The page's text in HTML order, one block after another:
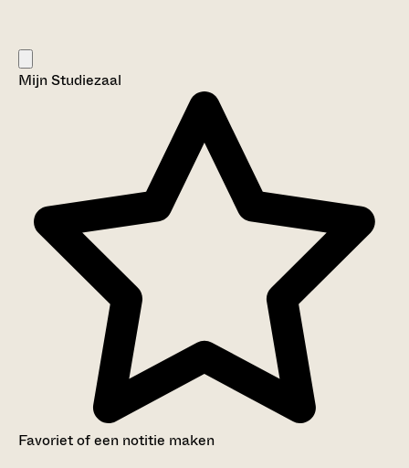
Centrale Commissie van Georganiseerd Overleg te
Zwijndrecht
Mijn Studiezaal
Favoriet of een notitie maken